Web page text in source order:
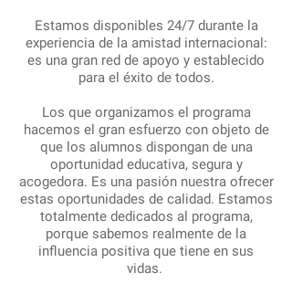
Estamos disponibles 24/7 durante la
experiencia de la amistad internacional:
es una gran red de apoyo y establecido
para el éxito de todos.
Los que organizamos el programa
hacemos el gran esfuerzo con objeto de
que los alumnos dispongan de una
oportunidad educativa, segura y
acogedora. Es una pasión nuestra ofrecer
estas oportunidades de calidad. Estamos
totalmente dedicados al programa,
porque sabemos realmente de la
influencia positiva que tiene en sus
vidas.